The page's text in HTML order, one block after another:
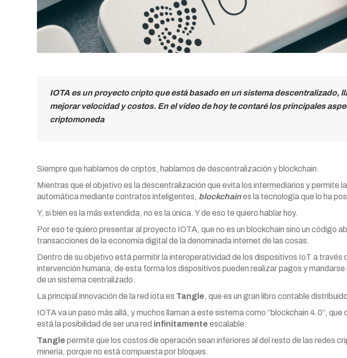
IOTA es un proyecto cripto que está basado en un sistema descentralizado,
mejorar velocidad y costos. En el video de hoy te contaré los principales
criptomoneda
Siempre que hablamos de criptos, hablamos de descentralización y blockchain.
Mientras que el objetivo es la descentralización que evita los intermediarios y permite
automática mediante contratos inteligentes, blockchaines la tecnología que lo ha
Y, si bien es la más extendida, no es la única. Y de eso te quiero hablar hoy.
Por eso te quiero presentar al proyecto IOTA, que no es un blockchain sino un código
transacciones de la economía digital de la denominada internet de las cosas.
Dentro de su objetivo está permitir la interoperatividad de los dispositivos IoT a través
intervención humana, de esta forma los dispositivos pueden realizar pagos y
de un sistema centralizado.
La principal innovación de la red iota es Tangle, que es un gran libro contable
IOTA va un paso más allá, y muchos llaman a este sistema como “blockchain 4.0”,
está la posibilidad de ser una red infinitamente escalable.
Tangle permite que los costos de operación sean inferiores al del resto de las redes
minería, porque no está compuesta por bloques.